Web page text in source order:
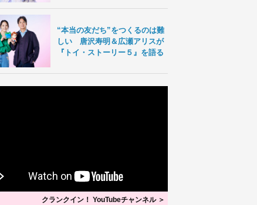
“本当の友だち”をつくるのは難
しい 唐沢寿明＆広瀬アリスが
『トイ・ストーリー５』を語る
クランクイン！ YouTubeチャンネル ＞